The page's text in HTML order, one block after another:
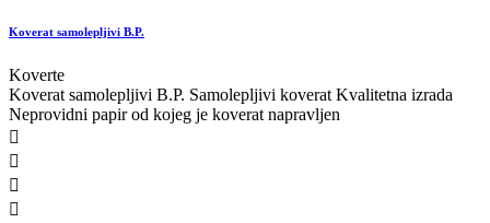
Koverat samolepljivi B.P.
Koverte
Koverat samolepljivi B.P. Samolepljivi koverat Kvalitetna izrada
Neprovidni papir od kojeg je koverat napravljen



